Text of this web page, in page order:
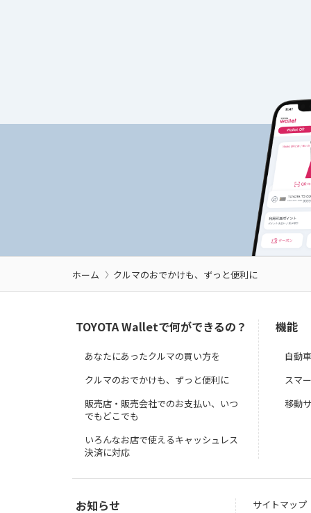
ホーム クルマのおでかけも、ずっと便利に
TOYOTA Walletで何ができるの？
あなたにあったクルマの買い方を
クルマのおでかけも、ずっと便利に
販売店・販売会社でのお支払い、いつ
でもどこでも
いろんなお店で使えるキャッシュレス
決済に対応
機能
自動
スマ
移動
お知らせ サイトマップ